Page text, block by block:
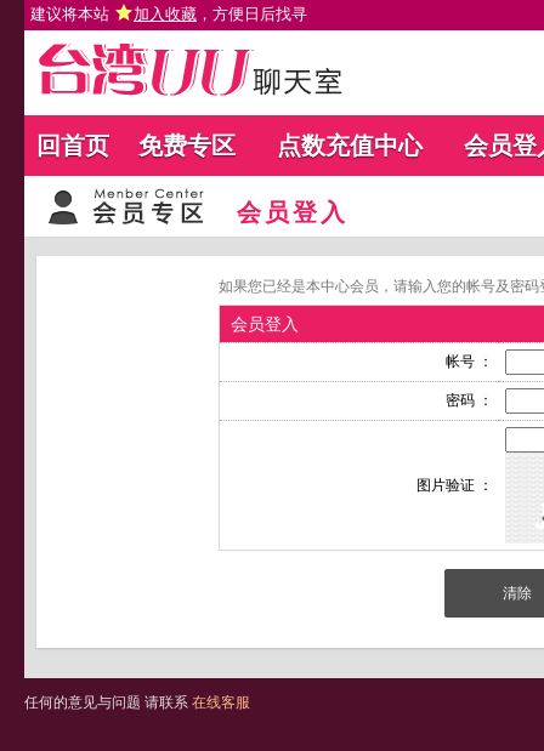
建议将本站 加入收藏 ，方便日后找寻
回首页 免费专区 点数充值中心 会员登
会员登入
如果您已经是本中心会员，请输入您的帐号及密
会员登入
帐号 ：
密码 ：
图片验证 ：
任何的意见与问题 请联系 在线客服